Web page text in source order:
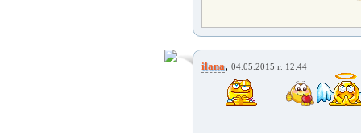
ilana, 04.05.2015 г. 12:44